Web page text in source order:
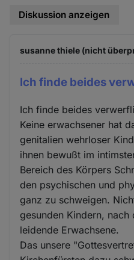
Diskussion anzeigen
susanne thiele (nicht
Ich finde beides
Ich finde beides
Keine erwachsener hat
genitalien wehrloser
ihnen bewußt im
Bereich des Körpers
den psychischen und
ganz zu schweigen.
gesunden Kindern,
leidende Erwachsene.
Das unsere